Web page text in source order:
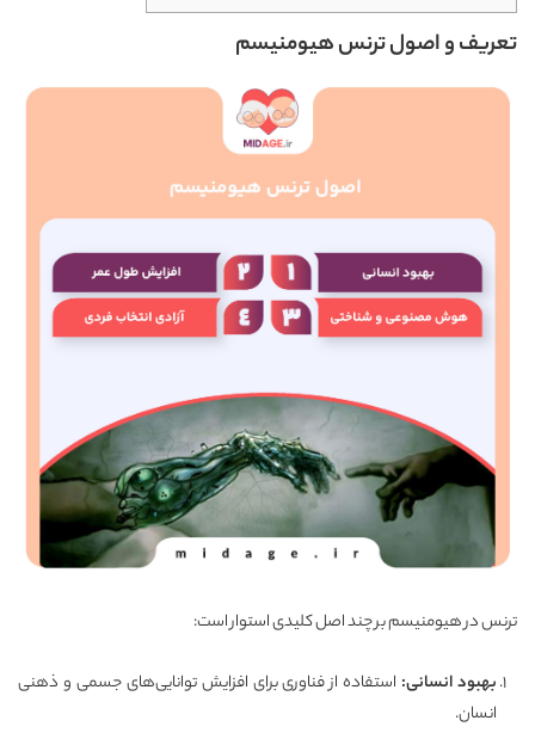
تعریف و اصول ترنس هیومنیسم
ترنس در هیومنیسم بر چند اصل کلیدی استوار است:
بهبود انسانی: استفاده از فناوری برای افزایش توانایی‌های جسمی و ذهنی
انسان.